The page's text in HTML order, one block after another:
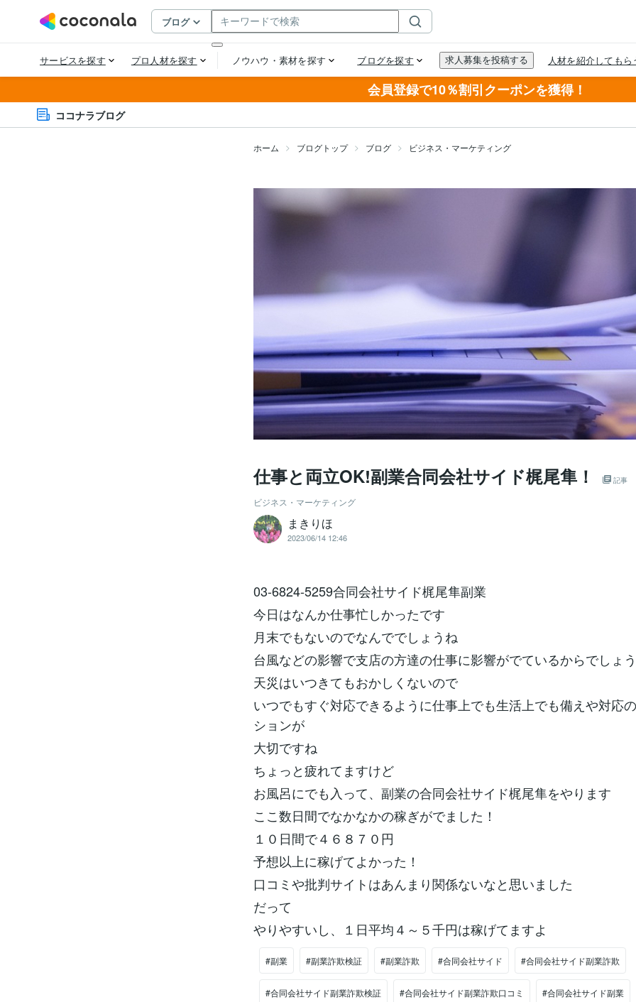
会員登録で10％割引クーポンを獲得！
ココナラブログ
ホーム ブログトップ ブログ ビジネス・マーケティング
仕事と両立OK!副業合同会社サイド梶尾隼！ 記事
ビジネス・マーケティング
まきりほ
2023/06/14 12:46
03-6824-5259合同会社サイド梶尾隼副業
今日はなんか仕事忙しかったです
月末でもないのでなんででしょうね
台風などの影響で支店の方達の仕事に影響がでているからでしょ
天災はいつきてもおかしくないので
いつでもすぐ対応できるように仕事上でも生活上でも備えや対応
ションが
大切ですね
ちょっと疲れてますけど
お風呂にでも入って、副業の合同会社サイド梶尾隼をやります
ここ数日間でなかなかの稼ぎがでました！
１０日間で４６８７０円
予想以上に稼げてよかった！
口コミや批判サイトはあんまり関係ないなと思いました
だって
やりやすいし、１日平均４～５千円は稼げてますよ
#副業 #副業詐欺検証 #副業詐欺 #合同会社サイド #合同会社サイド副業詐欺
#合同会社サイド副業詐欺検証 #合同会社サイド副業詐欺口コミ #合同会社サイド副業